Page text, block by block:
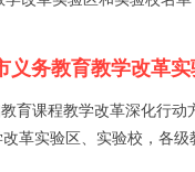
义务教育教学改革
育课程教学改革深化行
革实验区、实验校，各